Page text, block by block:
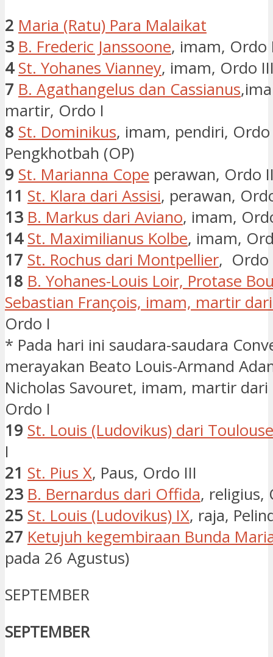
2 Maria (Ratu) Para Malaikat
3 B. Frederic Janssoone, imam, Ordo
4 St. Yohanes Vianney, imam, Ordo
7 B. Agathangelus dan Cassianus
martir, Ordo I
8 St. Dominikus, imam, pendiri, Ordo
Pengkhotbah (OP)
9 St. Marianna Cope perawan, Ordo
11 St. Klara dari Assisi, perawan,
13 B. Markus dari Aviano, imam,
14 St. Maximilianus Kolbe, imam,
17 St. Rochus dari Montpellier, Ordo
18 B. Yohanes-Louis Loir, Protase
Sebastian François, imam, martir
Ordo I
* Pada hari ini saudara-saudara
merayakan Beato Louis-Armand
Nicholas Savouret, imam, martir
Ordo I
19 St. Louis (Ludovikus) dari Toulouse
I
21 St. Pius X, Paus, Ordo III
23 B. Bernardus dari Offida, religius,
25 St. Louis (Ludovikus) IX, raja,
27 Ketujuh kegembiraan Bunda
pada 26 Agustus)
SEPTEMBER
SEPTEMBER